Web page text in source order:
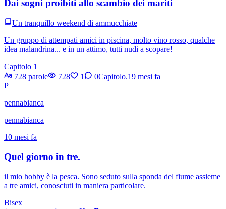
Dai sogni proibiti allo scambio dei mariti
Un tranquillo weekend di ammucchiate
Un gruppo di attempati amici in piscina, molto vino rosso, qualche
idea malandrina... e in un attimo, tutti nudi a scopare!
Capitolo 1
728 parole
728 1 0Capitolo.19 mesi fa
P
pennabianca
pennabianca
10 mesi fa
Quel giorno in tre.
il mio hobby è la pesca. Sono seduto sulla sponda del fiume assieme
a tre amici, conosciuti in maniera particolare.
Bisex